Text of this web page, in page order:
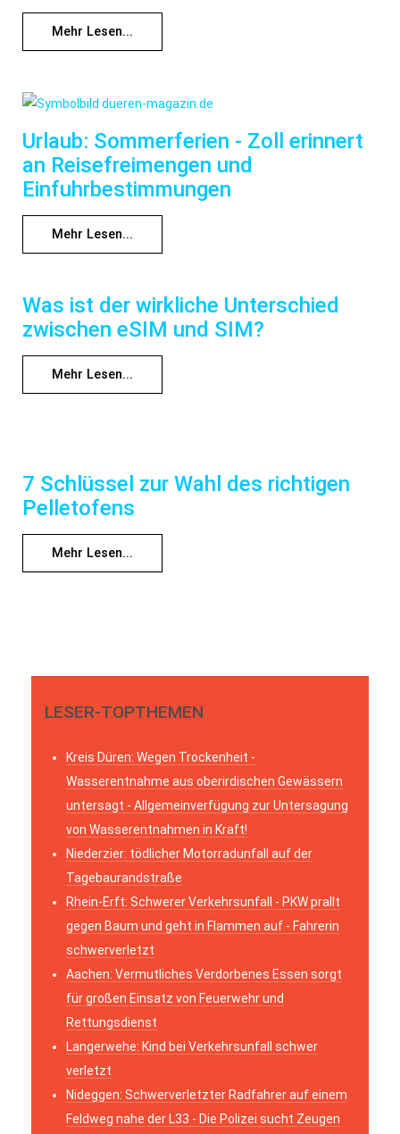
Mehr Lesen...
Urlaub: Sommerferien - Zoll erinnert
an Reisefreimengen und
Einfuhrbestimmungen
Mehr Lesen...
Was ist der wirkliche Unterschied
zwischen eSIM und SIM?
Mehr Lesen...
7 Schlüssel zur Wahl des richtigen
Pelletofens
Mehr Lesen...
LESER-TOPTHEMEN
Kreis Düren: Wegen Trockenheit -
Wasserentnahme aus oberirdischen Gewässern
untersagt - Allgemeinverfügung zur Untersagung
von Wasserentnahmen in Kraft!
Niederzier: tödlicher Motorradunfall auf der
Tagebaurandstraße
Rhein-Erft: Schwerer Verkehrsunfall - PKW prallt
gegen Baum und geht in Flammen auf - Fahrerin
schwerverletzt
Aachen: Vermutliches Verdorbenes Essen sorgt
für großen Einsatz von Feuerwehr und
Rettungsdienst
Langerwehe: Kind bei Verkehrsunfall schwer
verletzt
Nideggen: Schwerverletzter Radfahrer auf einem
Feldweg nahe der L33 - Die Polizei sucht Zeugen